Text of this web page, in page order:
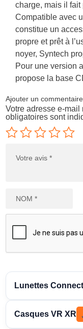
charge, mais il
Compatible avec
constitue un
propre et prêt à
noyer, Syntech
Pour une version
propose la base
Ajouter un commentaire
Votre adresse e-
obligatoires sont
Lunettes
Casques VR XR